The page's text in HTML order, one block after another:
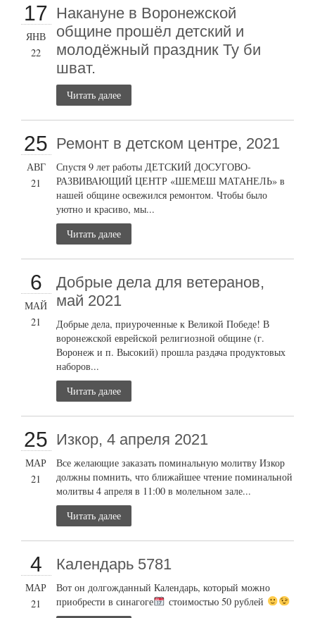
17
ЯНВ
22
Накануне в Воронежской
общине прошёл детский и
молодёжный праздник Ту би
шват.
Читать далее
25
АВГ
21
Ремонт в детском центре, 2021
Спустя 9 лет работы ДЕТСКИЙ ДОСУГОВО-
РАЗВИВАЮЩИЙ ЦЕНТР «ШЕМЕШ МАТАНЕЛЬ» в
нашей общине освежился ремонтом. Чтобы было
уютно и красиво, мы...
Читать далее
6
МАЙ
21
Добрые дела для ветеранов,
май 2021
Добрые дела, приуроченные к Великой Победе! В
воронежской еврейской религиозной общине (г.
Воронеж и п. Высокий) прошла раздача продуктовых
наборов...
Читать далее
25
МАР
21
Изкор, 4 апреля 2021
Все желающие заказать поминальную молитву Изкор
должны помнить, что ближайшее чтение поминальной
молитвы 4 апреля в 11:00 в молельном зале...
Читать далее
4
МАР
21
Календарь 5781
Вот он долгожданный Календарь, который можно
приобрести в синагоге
стоимостью 50 рублей